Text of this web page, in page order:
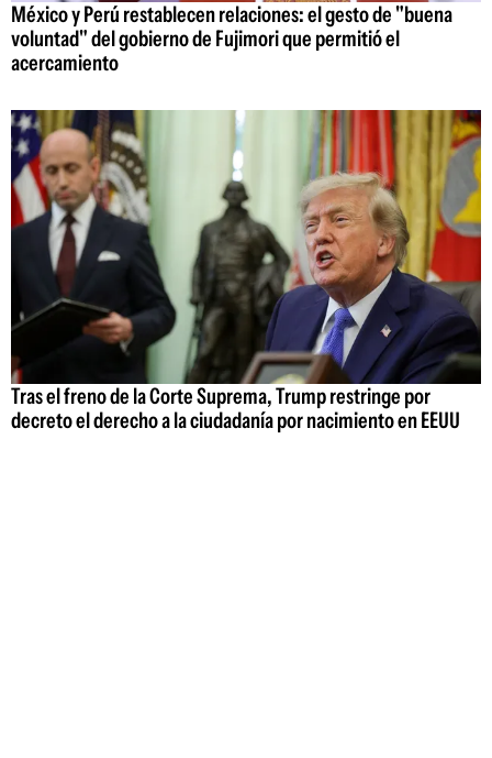
México y Perú restablecen relaciones: el gesto de "buena
voluntad" del gobierno de Fujimori que permitió el
acercamiento
Tras el freno de la Corte Suprema, Trump restringe por
decreto el derecho a la ciudadanía por nacimiento en EEUU